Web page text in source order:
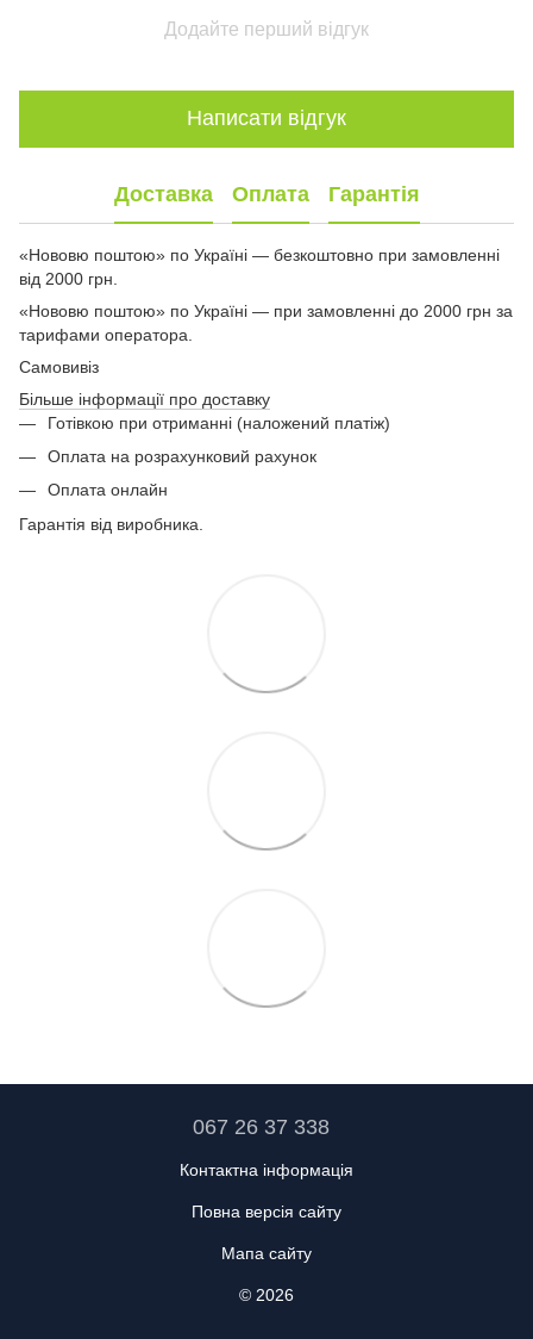
Додайте перший відгук
Написати відгук
Доставка Оплата Гарантія
«Нововю поштою» по Україні — безкоштовно при замовленні
від 2000 грн.
«Нововю поштою» по Україні — при замовленні до 2000 грн за
тарифами оператора.
Самовивіз
Більше інформації про доставку
Готівкою при отриманні (наложений платіж)
Оплата на розрахунковий рахунок
Оплата онлайн
Гарантія від виробника.
067 26 37 338
Контактна інформація
Повна версія сайту
Мапа сайту
© 2026